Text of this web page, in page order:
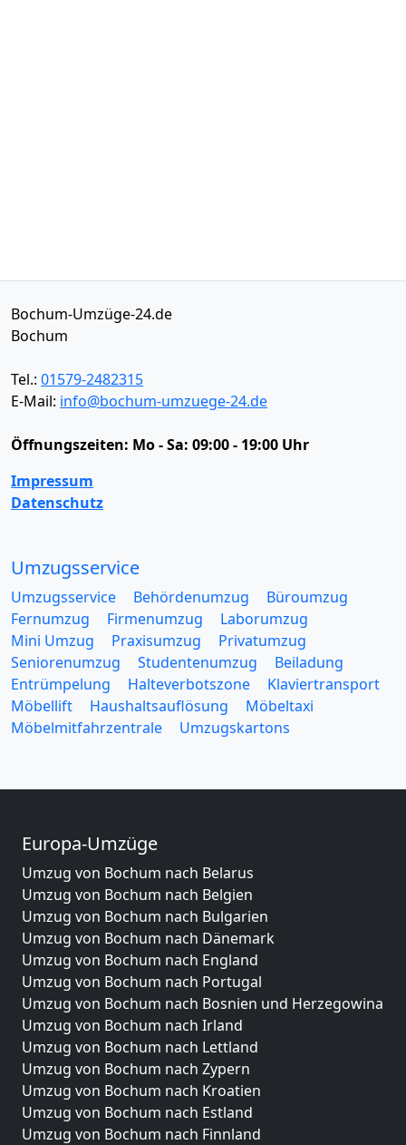
Bochum-Umzüge-24.de
Bochum
Tel.: 01579-2482315
E-Mail: info@bochum-umzuege-24.de
Öffnungszeiten: Mo - Sa: 09:00 - 19:00 Uhr
Impressum
Datenschutz
Umzugsservice
Umzugsservice Behördenumzug
Büroumzug
Fernumzug
Firmenumzug
Laborumzug
Mini Umzug
Praxisumzug
Privatumzug
Seniorenumzug
Studentenumzug
Beiladung
Entrümpelung
Halteverbotszone
Klaviertransport
Möbellift
Haushaltsauflösung
Möbeltaxi
Möbelmitfahrzentrale
Umzugskartons
Europa-Umzüge
Umzug von Bochum nach Belarus
Umzug von Bochum nach Belgien
Umzug von Bochum nach Bulgarien
Umzug von Bochum nach Dänemark
Umzug von Bochum nach England
Umzug von Bochum nach Portugal
Umzug von Bochum nach Bosnien und Herzegowina
Umzug von Bochum nach Irland
Umzug von Bochum nach Lettland
Umzug von Bochum nach Zypern
Umzug von Bochum nach Kroatien
Umzug von Bochum nach Estland
Umzug von Bochum nach Finnland